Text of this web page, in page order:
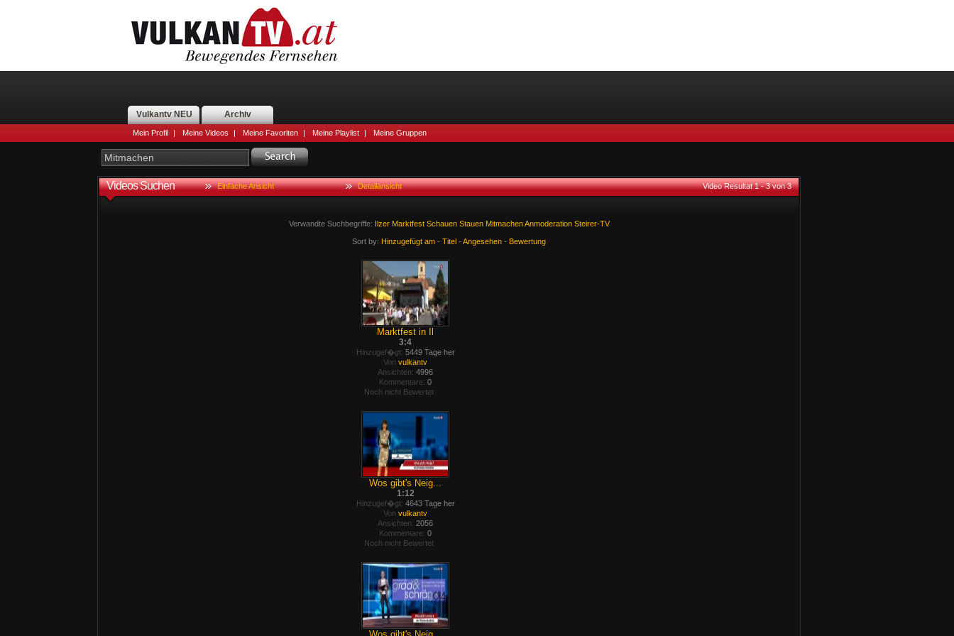
Vulkantv NEU Archiv
Mein Profil | Meine Videos | Meine Favoriten | Meine Playlist | Meine Gruppen
Videos Suchen Einfache Ansicht Detailansicht Video Resultat 1 - 3 von 3
Verwandte Suchbegriffe: Ilzer Marktfest Schauen Stauen Mitmachen Anmoderation Steirer-TV
Sort by: Hinzugefügt am - Titel - Angesehen - Bewertung
Marktfest in Il
3:4
Hinzugef�gt: 5449 Tage her
Von vulkantv
Ansichten: 4996
Kommentare: 0
Noch nicht Bewertet
Wos gibt's Neig...
1:12
Hinzugef�gt: 4643 Tage her
Von vulkantv
Ansichten: 2056
Kommentare: 0
Noch nicht Bewertet